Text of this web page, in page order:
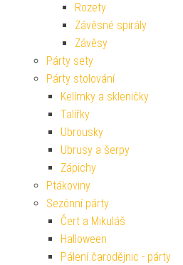
Rozety
Závěsné spirály
Závěsy
Párty sety
Párty stolování
Kelímky a skleničky
Talířky
Ubrousky
Ubrusy a šerpy
Zápichy
Ptákoviny
Sezónní párty
Čert a Mikuláš
Halloween
Pálení čarodějnic - párty